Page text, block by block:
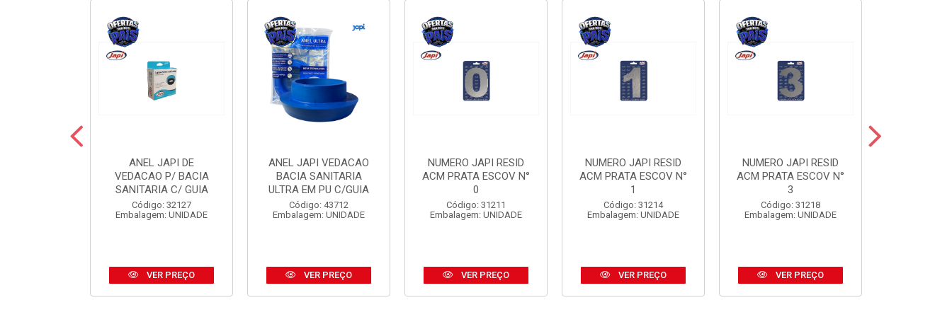
ANEL JAPI DE
VEDACAO P/ BACIA
SANITARIA C/ GUIA
Código: 32127
Embalagem: UNIDADE
VER PREÇO
ANEL JAPI VEDACAO
BACIA SANITARIA
ULTRA EM PU C/GUIA
Código: 43712
Embalagem: UNIDADE
VER PREÇO
NUMERO JAPI RESID
ACM PRATA ESCOV N°
0
Código: 31211
Embalagem: UNIDADE
VER PREÇO
NUMERO JAPI RESID
ACM PRATA ESCOV N°
1
Código: 31214
Embalagem: UNIDADE
VER PREÇO
NUMERO JAPI RESID
ACM PRATA ESCOV N°
3
Código: 31218
Embalagem: UNIDADE
VER PREÇO